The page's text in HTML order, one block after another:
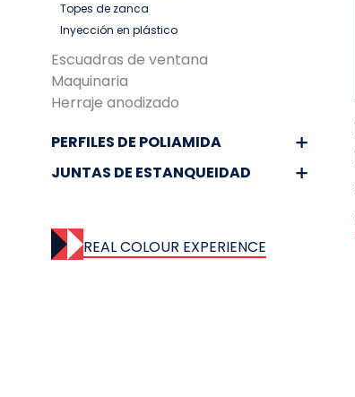
Topes de zanca
Inyección en plástico
Escuadras de ventana
Maquinaria
Herraje anodizado
PERFILES DE POLIAMIDA
JUNTAS DE ESTANQUEIDAD
REAL COLOUR EXPERIENCE